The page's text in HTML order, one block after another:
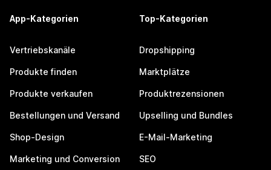
App-Kategorien
Vertriebskanäle
Produkte finden
Produkte verkaufen
Bestellungen und Versand
Shop-Design
Marketing und Conversion
Top-Kategorien
Dropshipping
Marktplätze
Produktrezensionen
Upselling und Bundles
E-Mail-Marketing
SEO